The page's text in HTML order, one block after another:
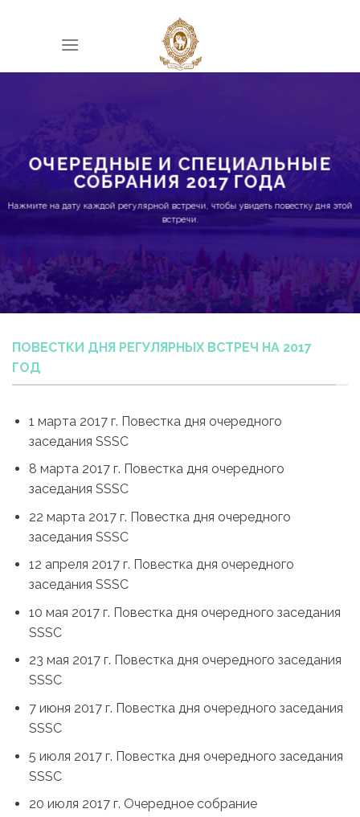
ОЧЕРЕДНЫЕ И СПЕЦИАЛЬНЫЕ
СОБРАНИЯ 2017 ГОДА
Нажмите на дату каждой регулярной встречи, чтобы увидеть повестку дня этой
встречи.​
ПОВЕСТКИ ДНЯ РЕГУЛЯРНЫХ ВСТРЕЧ НА 2017
ГОД
1 марта 2017 г. Повестка дня очередного
заседания SSSC
8 марта 2017 г. Повестка дня очередного
заседания SSSC
22 марта 2017 г. Повестка дня очередного
заседания SSSC
​12 апреля 2017 г. Повестка дня очередного
заседания SSSC
10 мая 2017 г. Повестка дня очередного заседания
SSSC
23 мая 2017 г. Повестка дня очередного заседания
SSSC
7 июня 2017 г. Повестка дня очередного заседания
SSSC
5 июля 2017 г. Повестка дня очередного заседания
SSSC
20 июля 2017 г. Очередное собрание